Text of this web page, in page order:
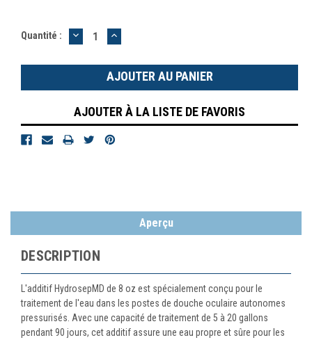
Quantité : DIMINUER
LA
:
AUGMENTER
LA
:
AJOUTER À LA LISTE DE FAVORIS
Aperçu
DESCRIPTION
L'additif HydrosepMD de 8 oz est spécialement conçu pour le
traitement de l'eau dans les postes de douche oculaire autonomes
pressurisés. Avec une capacité de traitement de 5 à 20 gallons
pendant 90 jours, cet additif assure une eau propre et sûre pour les